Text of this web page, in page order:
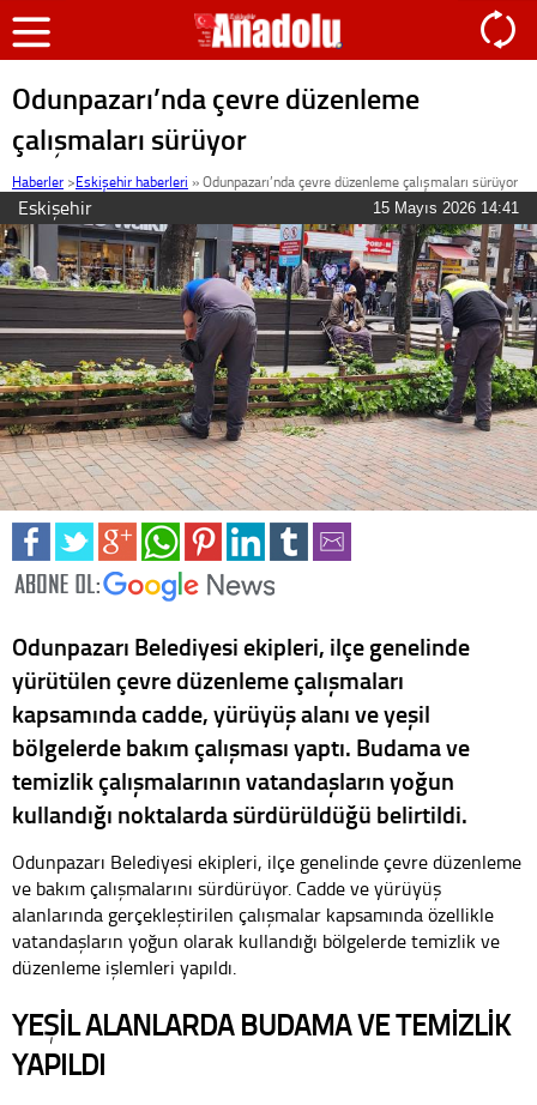
Odunpazarı’nda çevre düzenleme
çalışmaları sürüyor
Haberler >Eskişehir haberleri »Odunpazarı’nda çevre düzenleme çalışmaları sürüyor
Eskişehir 15 Mayıs 2026 14:41
Odunpazarı Belediyesi ekipleri, ilçe genelinde
yürütülen çevre düzenleme çalışmaları
kapsamında cadde, yürüyüş alanı ve yeşil
bölgelerde bakım çalışması yaptı. Budama ve
temizlik çalışmalarının vatandaşların yoğun
kullandığı noktalarda sürdürüldüğü belirtildi.
Odunpazarı Belediyesi ekipleri, ilçe genelinde çevre düzenleme
ve bakım çalışmalarını sürdürüyor. Cadde ve yürüyüş
alanlarında gerçekleştirilen çalışmalar kapsamında özellikle
vatandaşların yoğun olarak kullandığı bölgelerde temizlik ve
düzenleme işlemleri yapıldı.
YEŞİL ALANLARDA BUDAMA VE TEMİZLİK
YAPILDI